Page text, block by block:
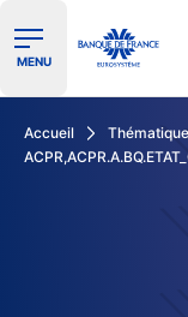
Ouvrir le menu
MENU
Accueil